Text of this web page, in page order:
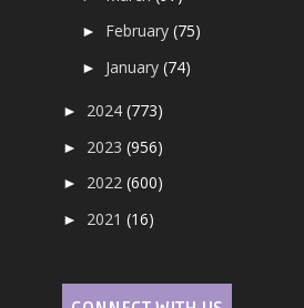
► February(75)
► January(74)
► 2024(773)
► 2023(956)
► 2022(600)
► 2021(16)